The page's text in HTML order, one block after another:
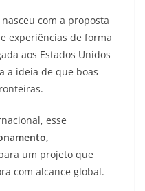
nasceu com a proposta
experiências de forma
aos Estados Unidos
a ideia de que boas
esse
um projeto que
com alcance global.